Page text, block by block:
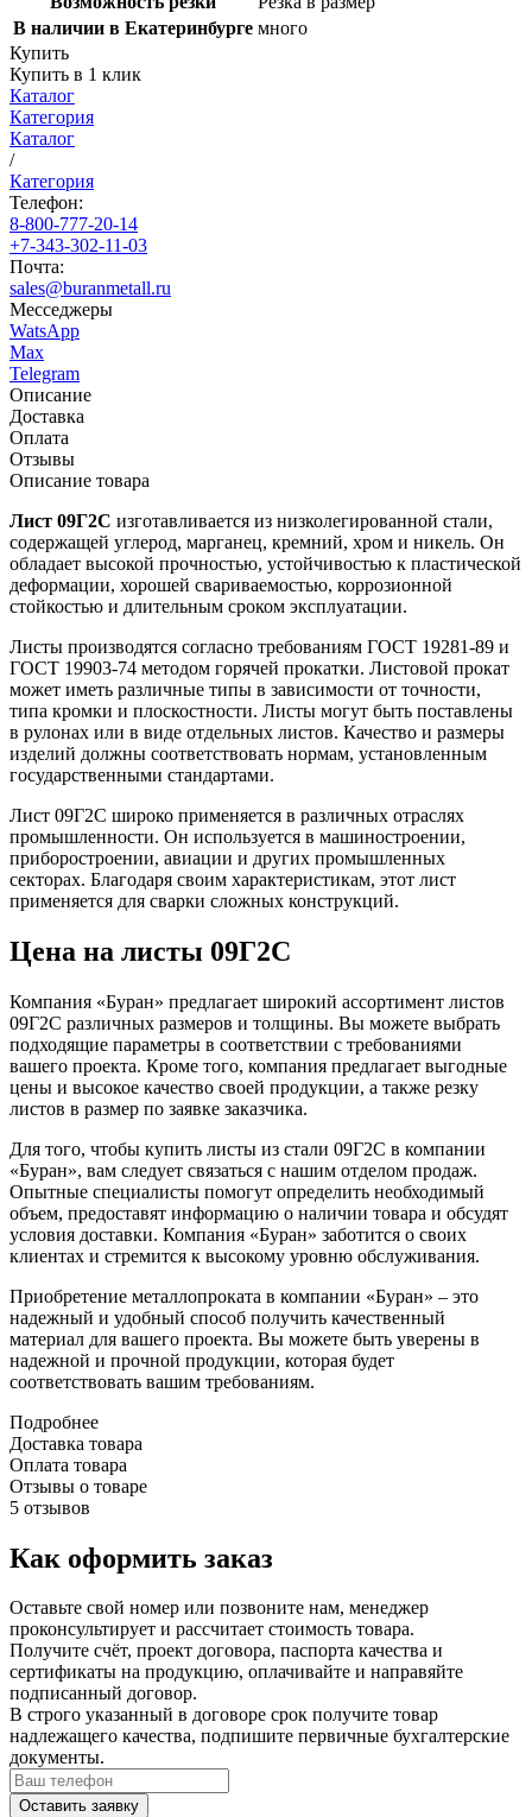
В наличии в Екатеринбурге много
Купить
Купить в 1 клик
Каталог
Категория
Каталог
/
Категория
Телефон:
8-800-777-20-14
+7-343-302-11-03
Почта:
sales@buranmetall.ru
Месседжеры
WatsApp
Max
Telegram
Описание
Доставка
Оплата
Отзывы
Описание товара
Лист 09Г2С изготавливается из низколегированной стали,
содержащей углерод, марганец, кремний, хром и никель. Он
обладает высокой прочностью, устойчивостью к пластической
деформации, хорошей свариваемостью, коррозионной
стойкостью и длительным сроком эксплуатации.
Листы производятся согласно требованиям ГОСТ 19281-89 и
ГОСТ 19903-74 методом горячей прокатки. Листовой прокат
может иметь различные типы в зависимости от точности,
типа кромки и плоскостности. Листы могут быть поставлены
в рулонах или в виде отдельных листов. Качество и размеры
изделий должны соответствовать нормам, установленным
государственными стандартами.
Лист 09Г2С широко применяется в различных отраслях
промышленности. Он используется в машиностроении,
приборостроении, авиации и других промышленных
секторах. Благодаря своим характеристикам, этот лист
применяется для сварки сложных конструкций.
Цена на листы 09Г2С
Компания «Буран» предлагает широкий ассортимент листов
09Г2С различных размеров и толщины. Вы можете выбрать
подходящие параметры в соответствии с требованиями
вашего проекта. Кроме того, компания предлагает выгодные
цены и высокое качество своей продукции, а также резку
листов в размер по заявке заказчика.
Для того, чтобы купить листы из стали 09Г2С в компании
«Буран», вам следует связаться с нашим отделом продаж.
Опытные специалисты помогут определить необходимый
объем, предоставят информацию о наличии товара и обсудят
условия доставки. Компания «Буран» заботится о своих
клиентах и стремится к высокому уровню обслуживания.
Приобретение металлопроката в компании «Буран» – это
надежный и удобный способ получить качественный
материал для вашего проекта. Вы можете быть уверены в
надежной и прочной продукции, которая будет
соответствовать вашим требованиям.
Подробнее
Доставка товара
Оплата товара
Отзывы о товаре
5 отзывов
Как оформить заказ
Оставьте свой номер или позвоните нам, менеджер
проконсультирует и рассчитает стоимость товара.
Получите счёт, проект договора, паспорта качества и
сертификаты на продукцию, оплачивайте и направяйте
подписанный договор.
В строго указанный в договоре срок получите товар
надлежащего качества, подпишите первичные бухгалтерские
документы.